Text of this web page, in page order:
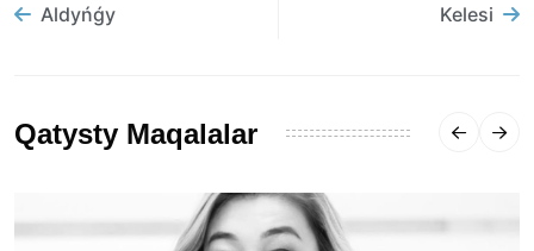
Aldyńǵy Kelesi
Qatysty Maqalalar